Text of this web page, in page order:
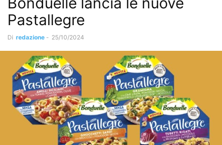
Pastallegre
Di redazione - 25/10/2024